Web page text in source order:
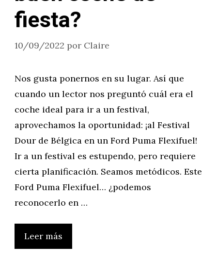
fiesta?
10/09/2022 por Claire
Nos gusta ponernos en su lugar. Así que
cuando un lector nos preguntó cuál era el
coche ideal para ir a un festival,
aprovechamos la oportunidad: ¡al Festival
Dour de Bélgica en un Ford Puma Flexifuel!
Ir a un festival es estupendo, pero requiere
cierta planificación. Seamos metódicos. Este
Ford Puma Flexifuel… ¿podemos
reconocerlo en …
Leer más